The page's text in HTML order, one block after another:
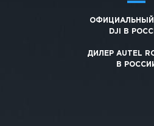
ОФИЦИАЛЬНЫЙ
DJI В
ДИЛЕР AUTEL
В